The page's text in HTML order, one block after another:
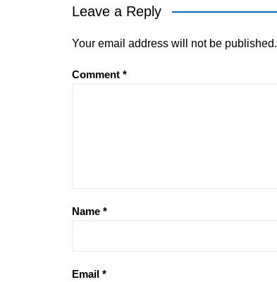
Leave a Reply
Your email address will not be published.
Comment *
Name *
Email *